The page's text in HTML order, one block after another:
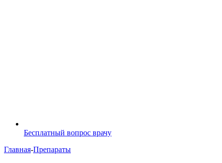
Бесплатный вопрос врачу
Главная-Препараты